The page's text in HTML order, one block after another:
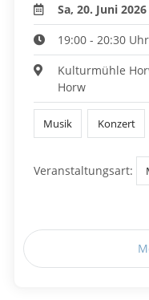
Sa, 20. Juni 2026
19:00 - 20:30 Uhr
Kulturmühle
Horw
Musik Konzert
Veranstaltungsart: